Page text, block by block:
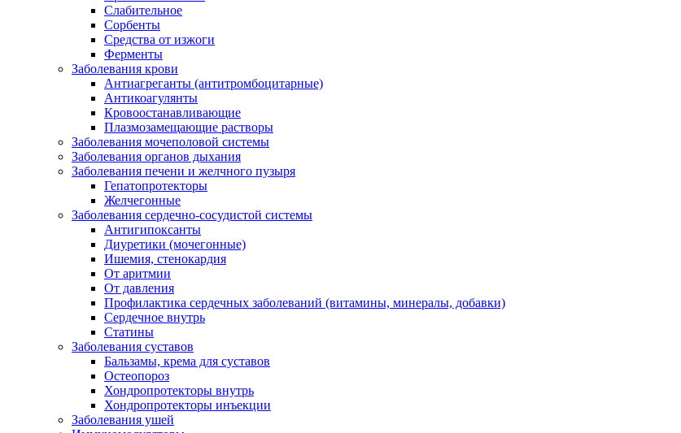
Слабительное
Сорбенты
Средства от изжоги
Ферменты
Заболевания крови
Антиагреганты (антитромбоцитарные)
Антикоагулянты
Кровоостанавливающие
Плазмозамещающие растворы
Заболевания мочеполовой системы
Заболевания органов дыхания
Заболевания печени и желчного пузыря
Гепатопротекторы
Желчегонные
Заболевания сердечно-сосудистой системы
Антигипоксанты
Диуретики (мочегонные)
Ишемия, стенокардия
От аритмии
От давления
Профилактика сердечных заболеваний (витамины, минералы, добавки)
Сердечное внутрь
Статины
Заболевания суставов
Бальзамы, крема для суставов
Остеопороз
Хондропротекторы внутрь
Хондропротекторы инъекции
Заболевания ушей